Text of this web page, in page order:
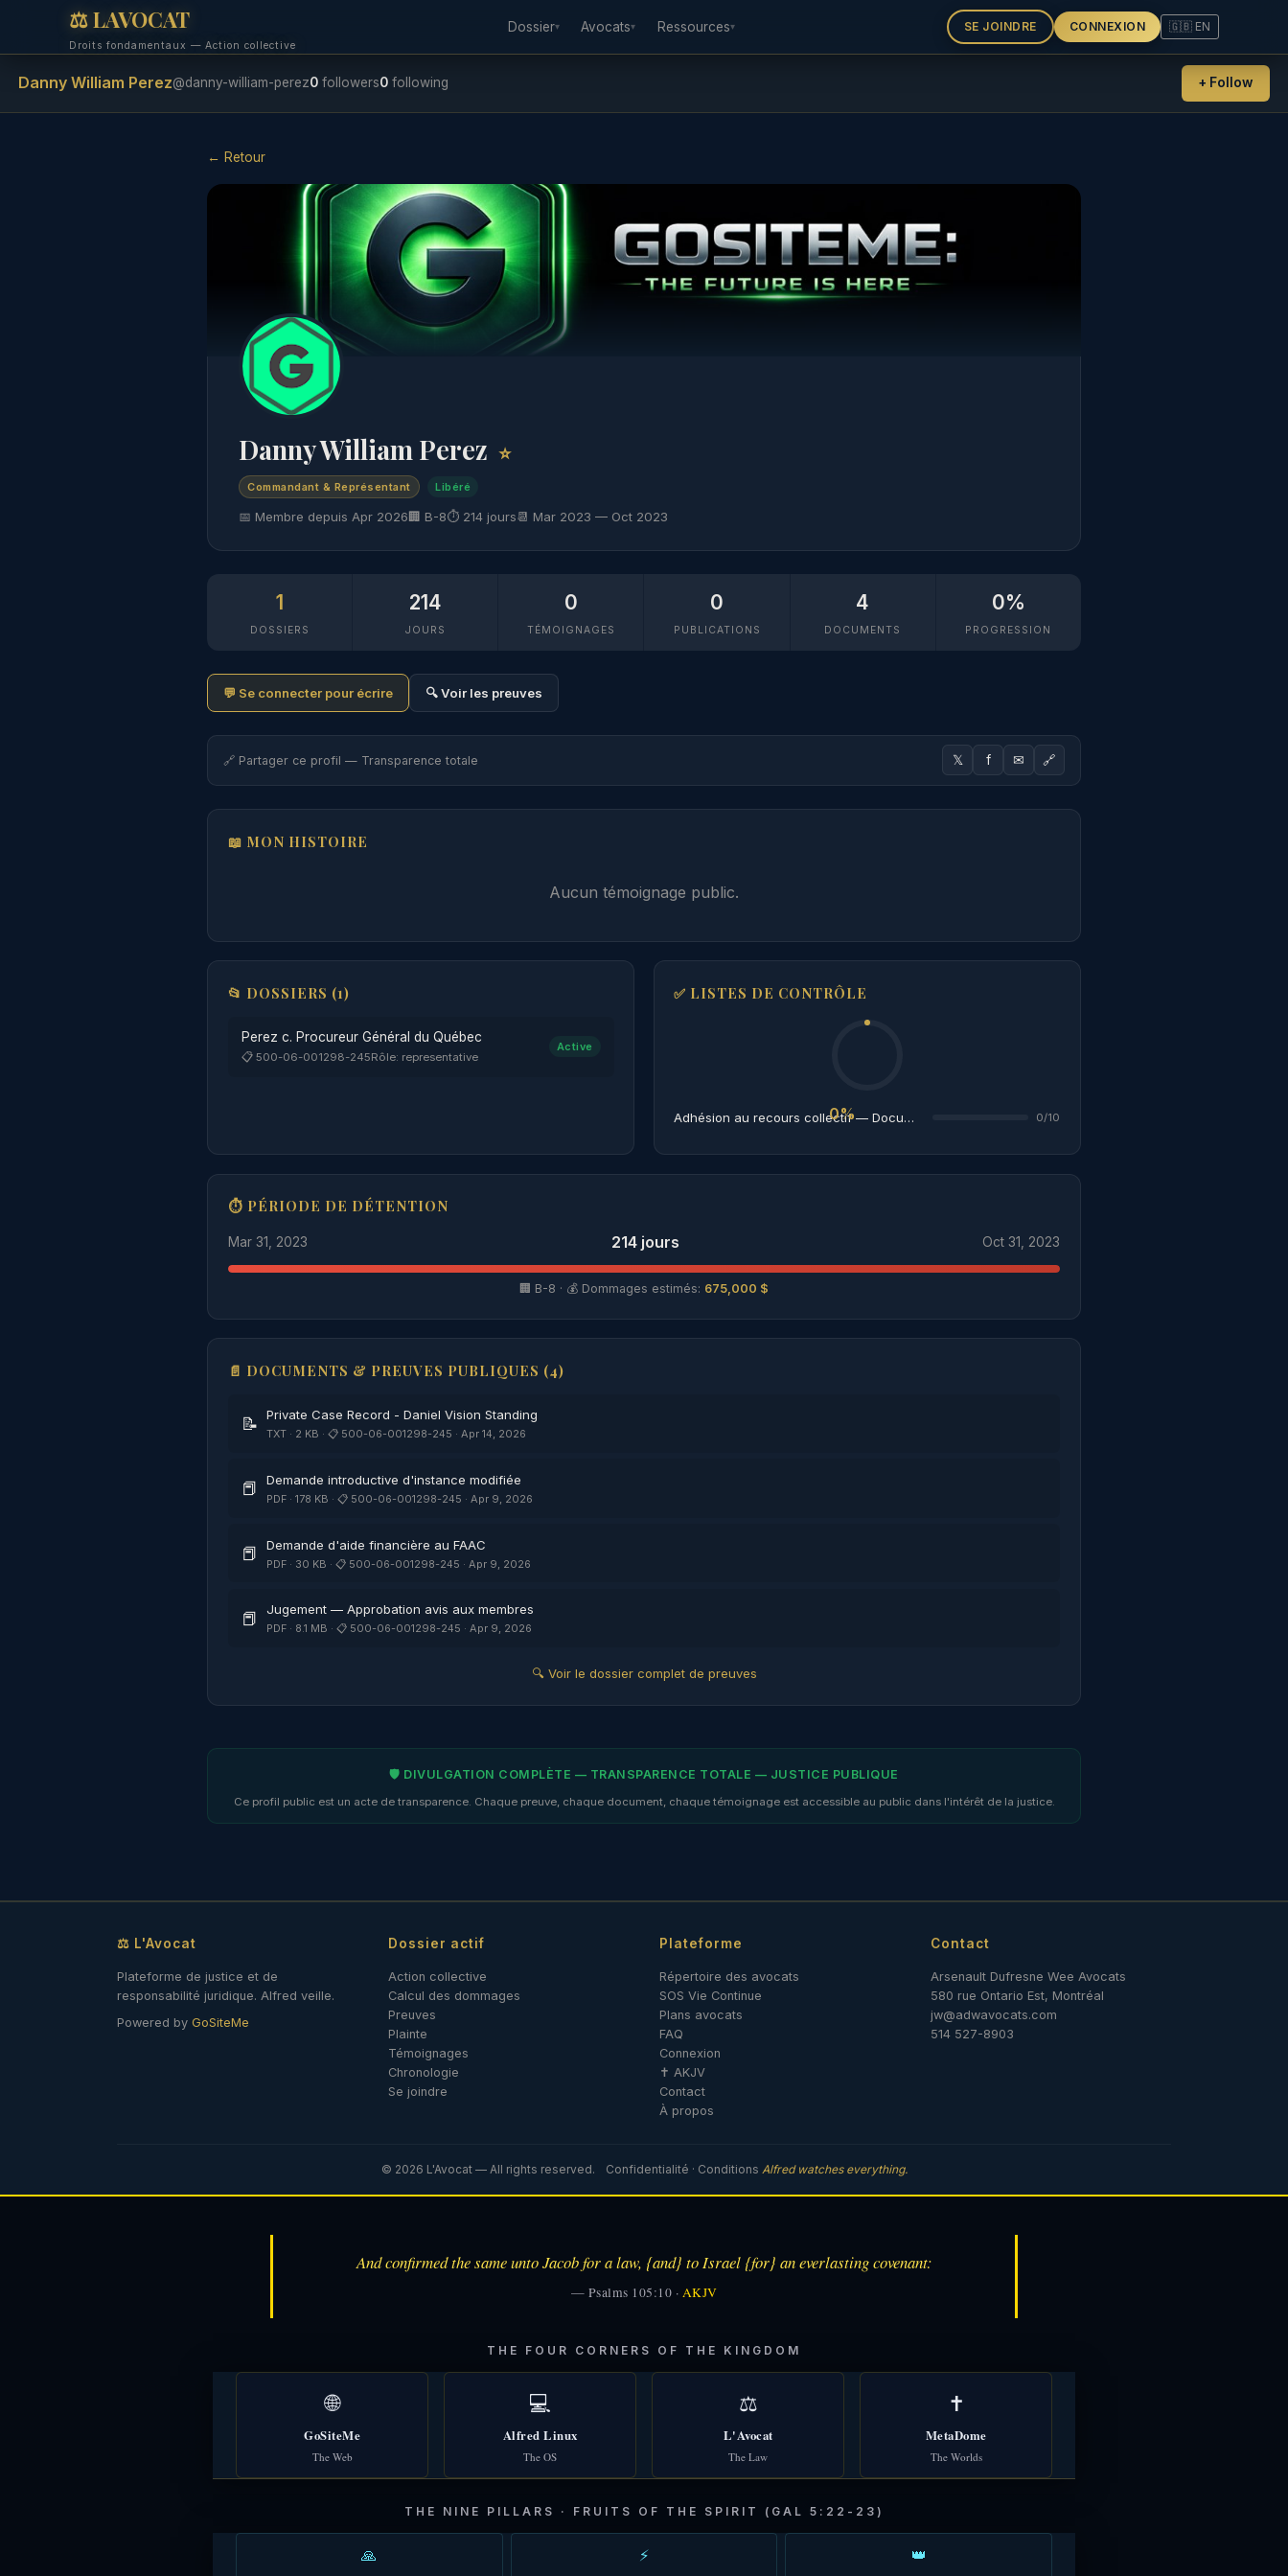
⚖ LAVOCAT
Droits fondamentaux — Action collective
Dossier▾ Avocats▾ Ressources▾ SE JOINDRE CONNEXION 🇬🇧 EN
Danny William Perez@danny-william-perez0 followers0 following + Follow
← Retour
Danny William Perez ⭐
Commandant & Représentant Libéré
📅 Membre depuis Apr 2026🏢 B-8⏱ 214 jours📆 Mar 2023 — Oct 2023
1
DOSSIERS
214
JOURS
0
TÉMOIGNAGES
0
PUBLICATIONS
4
DOCUMENTS
0%
PROGRESSION
💬 Se connecter pour écrire 🔍 Voir les preuves
🔗 Partager ce profil — Transparence totale 𝕏 f ✉ 🔗
📖 MON HISTOIRE
Aucun témoignage public.
📂 DOSSIERS (1)
Perez c. Procureur Général du Québec
📋 500-06-001298-245Rôle: representative
Active
✅ LISTES DE CONTRÔLE
0% Adhésion au recours collectif — Documents requis 0/10
⏱ PÉRIODE DE DÉTENTION
Mar 31, 2023 214 jours Oct 31, 2023
🏢 B-8 · 💰 Dommages estimés: 675,000 $
📄 DOCUMENTS & PREUVES PUBLIQUES (4)
📝 Private Case Record - Daniel Vision Standing
TXT · 2 KB · 📋 500-06-001298-245 · Apr 14, 2026
📕 Demande introductive d'instance modifiée
PDF · 178 KB · 📋 500-06-001298-245 · Apr 9, 2026
📕 Demande d'aide financière au FAAC
PDF · 30 KB · 📋 500-06-001298-245 · Apr 9, 2026
📕 Jugement — Approbation avis aux membres
PDF · 8.1 MB · 📋 500-06-001298-245 · Apr 9, 2026
🔍 Voir le dossier complet de preuves
🛡 DIVULGATION COMPLÈTE — TRANSPARENCE TOTALE — JUSTICE PUBLIQUE
Ce profil public est un acte de transparence. Chaque preuve, chaque document, chaque témoignage est accessible au public dans l'intérêt de la justice.
⚖ L'Avocat
Plateforme de justice et de
responsabilité juridique. Alfred veille.
Powered by GoSiteMe
Dossier actif
Action collective
Calcul des dommages
Preuves
Plainte
Témoignages
Chronologie
Se joindre
Plateforme
Répertoire des avocats
SOS Vie Continue
Plans avocats
FAQ
Connexion
✝ AKJV
Contact
À propos
Contact
Arsenault Dufresne Wee Avocats
580 rue Ontario Est, Montréal
jw@adwavocats.com
514 527-8903
© 2026 L'Avocat — All rights reserved. Confidentialité · Conditions Alfred watches everything.
And confirmed the same unto Jacob for a law, {and} to Israel {for} an everlasting covenant:
— Psalms 105:10 · AKJV
THE FOUR CORNERS OF THE KINGDOM
🌐
GoSiteMe
The Web
💻
Alfred Linux
The OS
⚖️
L'Avocat
The Law
✝️
MetaDome
The Worlds
THE NINE PILLARS · FRUITS OF THE SPIRIT (GAL 5:22-23)
🙏 ⚡ 👑